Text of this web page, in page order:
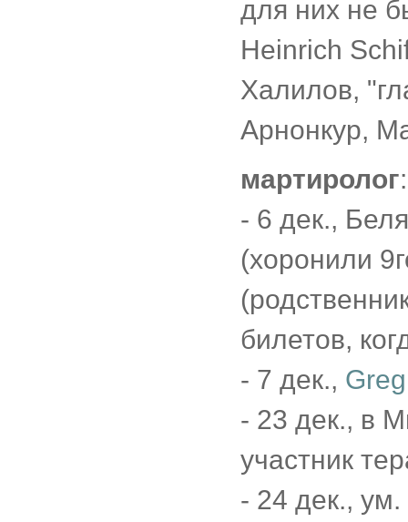
для них не
Heinrich
Халилов,
Арнонкур,
мартиролог:
- 6 дек.,
(хоронили
билетов,
- 7 дек.,
- 23 дек., в
участник
- 24 дек., ум.